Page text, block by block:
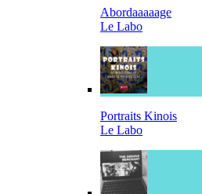
Abordaaaaage
Le Labo
Portraits Kinois
Le Labo